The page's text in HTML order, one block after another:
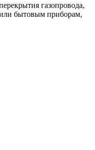
газопровода,
бытовым приборам,